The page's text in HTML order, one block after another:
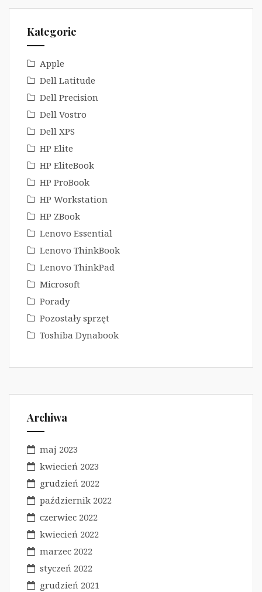
Kategorie
Apple
Dell Latitude
Dell Precision
Dell Vostro
Dell XPS
HP Elite
HP EliteBook
HP ProBook
HP Workstation
HP ZBook
Lenovo Essential
Lenovo ThinkBook
Lenovo ThinkPad
Microsoft
Porady
Pozostały sprzęt
Toshiba Dynabook
Archiwa
maj 2023
kwiecień 2023
grudzień 2022
październik 2022
czerwiec 2022
kwiecień 2022
marzec 2022
styczeń 2022
grudzień 2021